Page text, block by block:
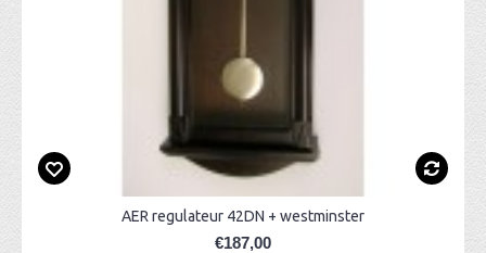
AER regulateur 42DN + westminster
€187,00